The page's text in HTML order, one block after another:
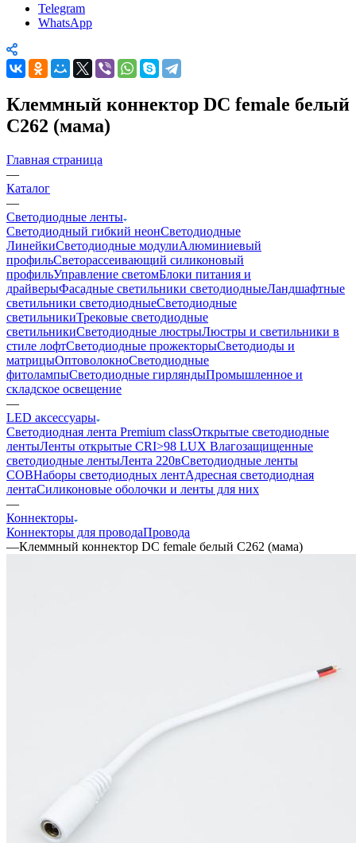
Telegram
WhatsApp
Клеммный коннектор DC female белый
C262 (мама)
Главная страница
—
Каталог
—
Светодиодные ленты
Светодиодный гибкий неонСветодиодные
ЛинейкиСветодиодные модулиАлюминиевый
профильСветорассеивающий силиконовый
профильУправление светомБлоки питания и
драйверыФасадные светильники светодиодныеЛандшафтные
светильники светодиодныеСветодиодные
светильникиТрековые светодиодные
светильникиСветодиодные люстрыЛюстры и светильники в
стиле лофтСветодиодные прожекторыСветодиоды и
матрицыОптоволокноСветодиодные
фитолампыСветодиодные гирляндыПромышленное и
складское освещение
—
LED аксессуары
Светодиодная лента Premium classОткрытые светодиодные
лентыЛенты открытые CRI>98 LUX Влагозащищенные
светодиодные лентыЛента 220вСветодиодные ленты
COBНаборы светодиодных лентАдресная светодиодная
лентаСиликоновые оболочки и ленты для них
—
Коннекторы
Коннекторы для проводаПровода
—Клеммный коннектор DC female белый C262 (мама)